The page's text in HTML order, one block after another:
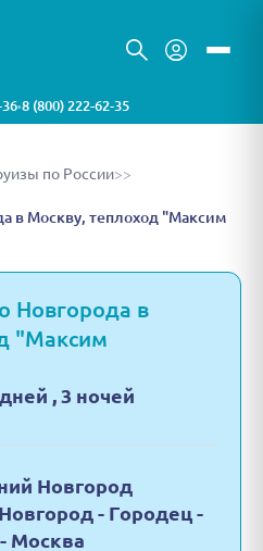
36•8 (800) 222-62-35
по России>>
в Москву, теплоход "Максим
Новгорода в
"Максим
, 3 ночей
Новгород
- Городец -
Москва